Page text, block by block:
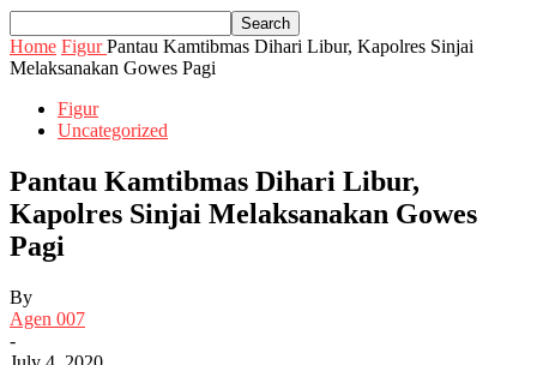
Home Figur Pantau Kamtibmas Dihari Libur, Kapolres Sinjai
Melaksanakan Gowes Pagi
Figur
Uncategorized
Pantau Kamtibmas Dihari Libur,
Kapolres Sinjai Melaksanakan Gowes
Pagi
By
Agen 007
-